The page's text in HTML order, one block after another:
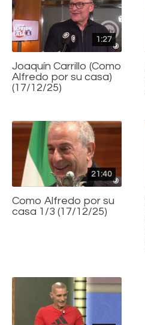
1:27
Joaquín Carrillo (Como
Alfredo por su casa)
(17/12/25)
21:40
Como Alfredo por su
casa 1/3 (17/12/25)